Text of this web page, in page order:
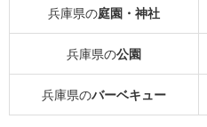
兵庫県の庭園・神社
兵庫県の公園
兵庫県のバーベキュー